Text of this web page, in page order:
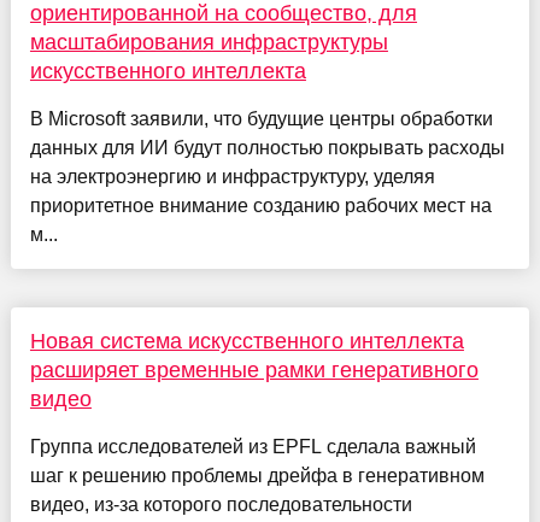
ориентированной на сообщество, для
масштабирования инфраструктуры
искусственного интеллекта
В Microsoft заявили, что будущие центры обработки
данных для ИИ будут полностью покрывать расходы
на электроэнергию и инфраструктуру, уделяя
приоритетное внимание созданию рабочих мест на
м...
Новая система искусственного интеллекта
расширяет временные рамки генеративного
видео
Группа исследователей из EPFL сделала важный
шаг к решению проблемы дрейфа в генеративном
видео, из-за которого последовательности